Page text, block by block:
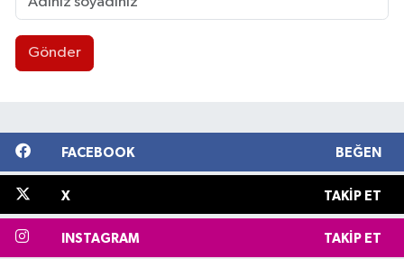
Gönder
FACEBOOK BEĞEN
X TAKIP ET
INSTAGRAM TAKIP ET